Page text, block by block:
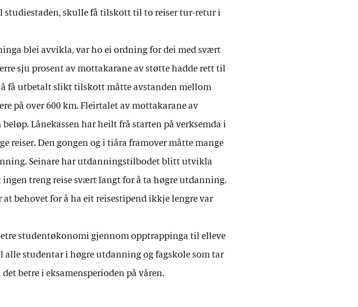
studiestaden, skulle få tilskott til to reiser tur-retur i
blei avvikla, var ho ei ordning for dei med svært
sju prosent av mottakarane av støtte hadde rett til
å få utbetalt slikt tilskott måtte avstanden mellom
på over 600 km. Fleirtalet av mottakarane av
Lånekassen har heilt frå starten på verksemda i
reiser. Den gongen og i tiåra framover måtte mange
Seinare har utdanningstilbodet blitt utvikla
treng reise svært langt for å ta høgre utdanning.
behovet for å ha eit reisestipend ikkje lengre var
studentøkonomi gjennom opptrappinga til elleve
alle studentar i høgre utdanning og fagskole som tar
betre i eksamensperioden på våren.